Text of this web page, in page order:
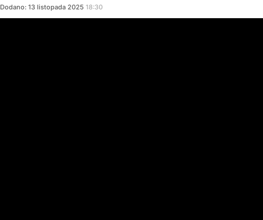
Dodano: 13 listopada 2025 18:30